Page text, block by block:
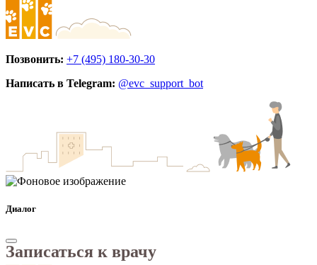
Позвонить: +7 (495) 180-30-30
Написать в Telegram: @evc_support_bot
Диалог
Записаться к врачу